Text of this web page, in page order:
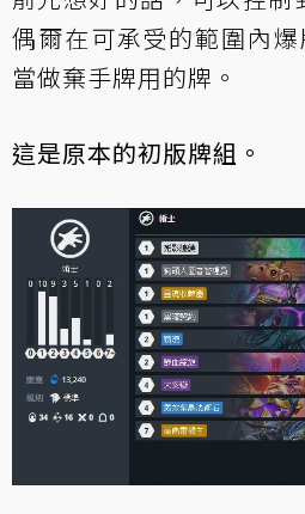
偶爾在可承受的範圍內
當做棄手牌用的牌。
這是原本的初版牌組。